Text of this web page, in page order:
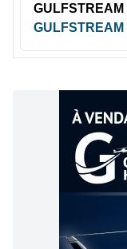
GULFSTREAM
GULFSTREAM